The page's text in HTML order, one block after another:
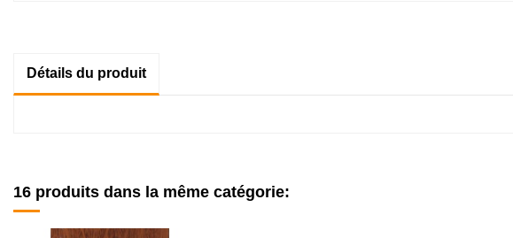
Détails du produit
16 produits dans la même catégorie: